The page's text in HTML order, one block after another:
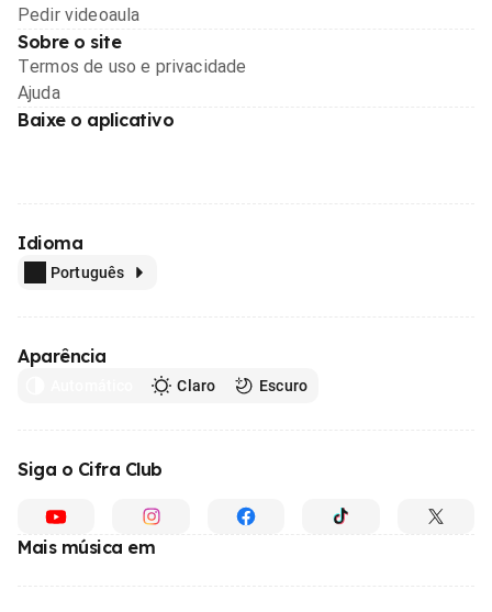
Pedir videoaula
Sobre o site
Termos de uso e privacidade
Ajuda
Baixe o aplicativo
Idioma
Português
Aparência
Claro Escuro
Siga o Cifra Club
Mais música em